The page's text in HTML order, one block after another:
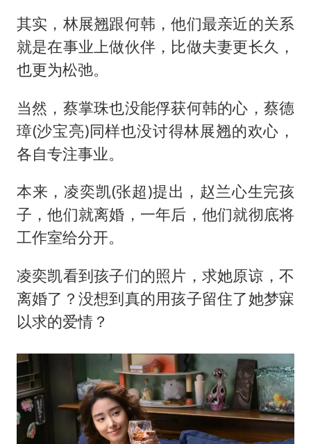
其实，林展翘跟何韩，他们最亲近的关系
就是在事业上做伙伴，比做夫妻更长久，
也更为松弛。
当然，蔡掌珠也没能俘获何韩的心，蔡德
璋(沙宝亮)同样也没讨得林展翘的欢心，
各自专注事业。
本来，凌奕凯(张超)提出，赵兰心生完孩
子，他们就离婚，一年后，他们就彻底将
工作室给分开。
凌奕凯看到孩子们的照片，求她原谅，不
离婚了？没想到真的用孩子留住了她梦寐
以求的爱情？